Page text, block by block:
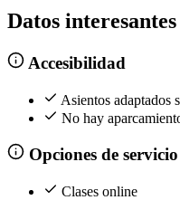
Datos interesantes
Accesibilidad
Asientos adaptados
No hay
Opciones de servicio
Clases online